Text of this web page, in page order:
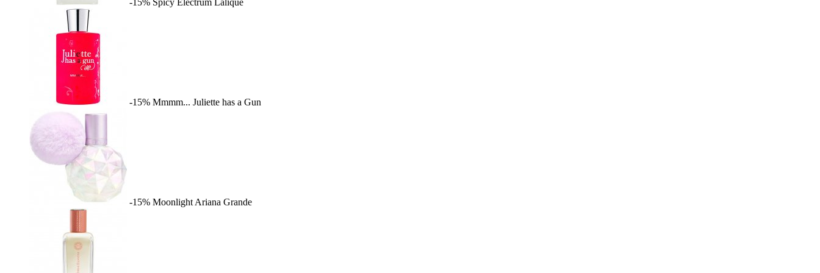
-15% Spicy Electrum Lalique
-15% Mmmm... Juliette has a Gun
-15% Moonlight Ariana Grande